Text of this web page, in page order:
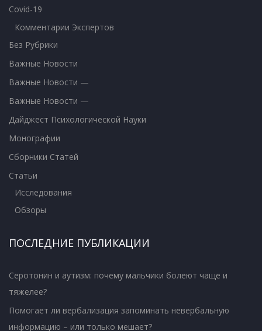
Covid-19
Комментарии Экспертов
Без Рубрики
Важные Новости
Важные Новости —
Важные Новости —
Дайджест Психологической Науки
Монографии
Сборники Статей
Статьи
Исследования
Обзоры
ПОСЛЕДНИЕ ПУБЛИКАЦИИ
Серотонин и аутизм: почему мальчики болеют чаще и
тяжелее?
Помогает ли вербализация запоминать невербальную
информацию – или только мешает?